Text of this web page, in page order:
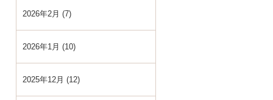
2026年2月 (7)
2026年1月 (10)
2025年12月 (12)